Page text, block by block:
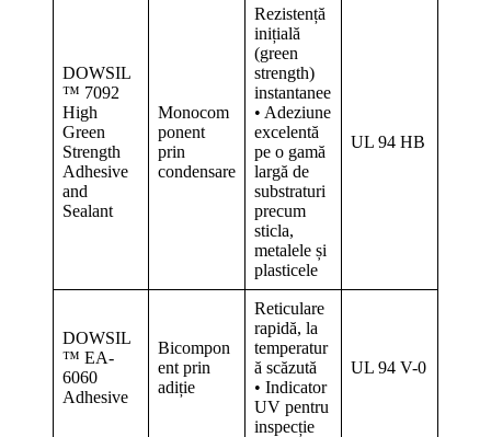
DOWSIL
™ 7092
High
Green
Strength
Adhesive
and
Sealant
Monocom
ponent
prin
condensare
Rezistență
inițială
(green
strength)
instantanee
• Adeziune
excelentă
pe o gamă
largă de
substraturi
precum
sticla,
metalele și
plasticele
UL 94 HB
DOWSIL
™ EA-
6060
Adhesive
Bicompon
ent prin
adiție
Reticulare
rapidă, la
temperatur
ă scăzută
• Indicator
UV pentru
inspecție
UL 94 V-0